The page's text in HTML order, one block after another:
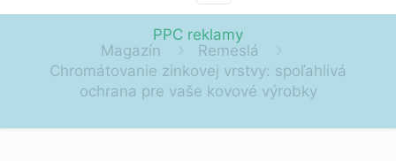
Magazín
Remeslá
Chromátovanie zinkovej vrstvy: spoľahlivá
ochrana pre vaše kovové výrobky